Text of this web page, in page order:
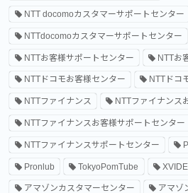
NTT docomoカスタマーサポートセンター
NTTdocomoカスタマーサポートセンター
NTTお客様サポートセンター NTTお
NTTドコモお客様センター NTTドコ
NTTファイナンス NTTファイナンス
NTTファイナンスお客様サポートセンター
NTTファイナンスサポートセンター
Pronlub TokyoPomTube
アマゾンカスタマーセンター アマゾ